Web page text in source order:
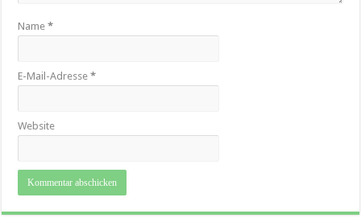
Name*
E-Mail-Adresse*
Website